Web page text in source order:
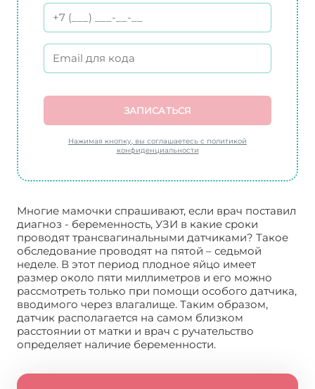
ЗАПИСАТЬСЯ
Нажимая кнопку, вы соглашаетесь с политикой
конфиденциальности
Многие мамочки спрашивают, если врач поставил
диагноз - беременность, УЗИ в какие сроки
проводят трансвагинальными датчиками? Такое
обследование проводят на пятой – седьмой
неделе. В этот период плодное яйцо имеет
размер около пяти миллиметров и его можно
рассмотреть только при помощи особого датчика,
вводимого через влагалище. Таким образом,
датчик располагается на самом близком
расстоянии от матки и врач с ручательство
определяет наличие беременности.